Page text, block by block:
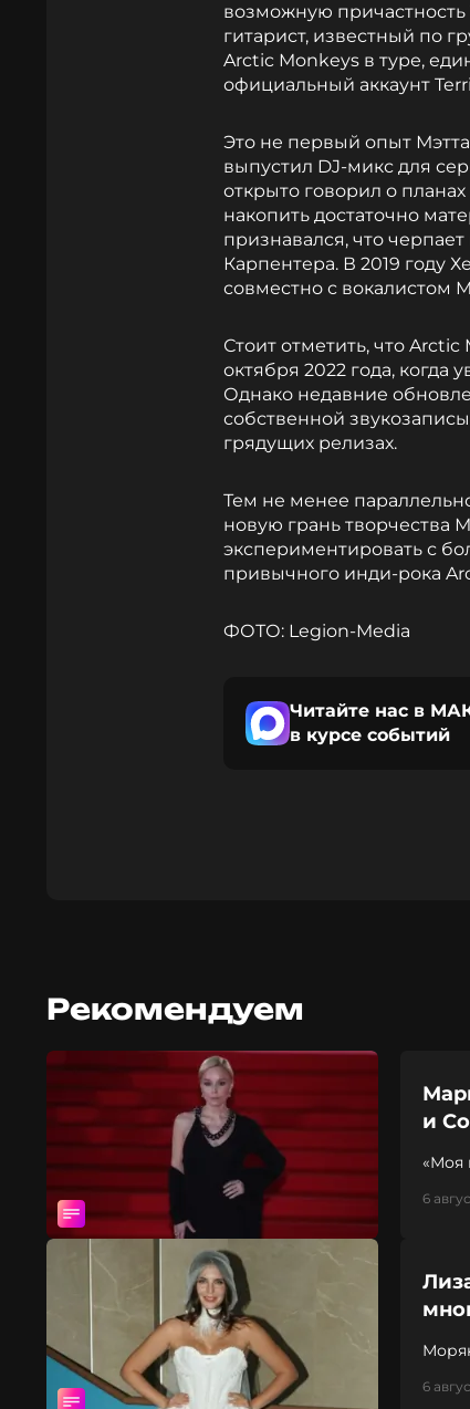
возможную причастность
гитарист, известный по
Arctic Monkeys в туре,
официальный аккаунт
Это не первый опыт
выпустил DJ-микс для
открыто говорил о
накопить достаточно
признавался, что
Карпентера. В 2019 году
совместно с вокалистом
Стоит отметить, что
октября 2022 года, когда
Однако недавние
собственной
грядущих релизах.
Тем не менее
новую грань творчества
экспериментировать с
привычного инди-рока
ФОТО: Legion-Media
Читайте нас в
в курсе событий
Рекомендуем
и
«Моя
6
6